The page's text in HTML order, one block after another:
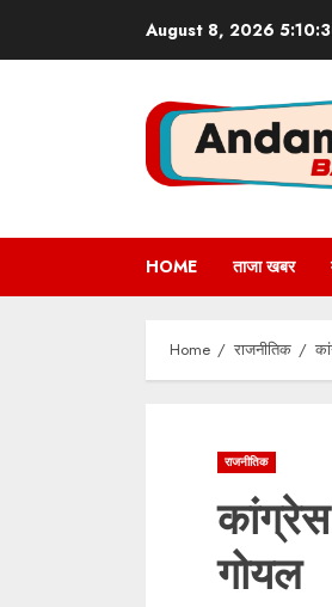
August 8, 2026
HOME ताजा खबर
Home राजनीतिक
राजनीतिक
कांग्रेस
गोयल